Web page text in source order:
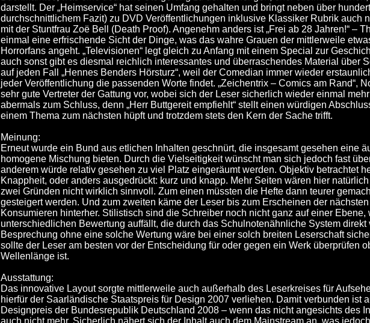
darstellt. Der „Heimservice“ hat seinen Umfang gehalten und bringt neben über
durchschnittlichem Fazit) zu DVD Veröffentlichungen inklusive Klassiker Rubrik auch
mit der Stuntfrau Zoë Bell (Death Proof). Angenehm anders ist „Frei ab 28 Jahren!“ –
einmal eine erfrischende Sicht der Dinge, was das wahre Grauen der mittlerweile
Horrorfans angeht. „Televisionen“ legt gleich zu Anfang mit einem Special zur
auch sonst gibt es diesmal reichlich interessantes und überraschendes Material über
auf jeden Fall „Hennes Benders Hörsturz“, weil der Comedian immer wieder
jeder Veröffentlichung die passenden Worte findet. „Zeichentrix – Comics am Rand“,
sehr gute Vertreter der Gattung vor, wobei sich der Leser sicherlich wieder einmal
abermals zum Schluss, denn „Herr Buttgereit empfiehlt“ stellt einen würdigen
einem Thema zum nächsten hüpft und trotzdem stets den Kern der Sache trifft.
Meinung:
Erneut wurde ein Bund aus etlichen Inhalten geschnürt, die insgesamt gesehen eine
homogene Mischung bieten. Durch die Vielseitigkeit wünscht man sich jedoch fast
anderem würde relativ gesehen zu viel Platz eingeräumt werden. Objektiv betrachtet
Knappheit, oder anders ausgedrückt: kurz und knapp. Mehr Seiten wären hier
zwei Gründen nicht wirklich sinnvoll. Zum einen müssten die Hefte dann teurer
gesteigert werden. Und zum zweiten käme der Leser bis zum Erscheinen der
Konsumieren hinterher. Stilistisch sind die Schreiber noch nicht ganz auf einer Ebene,
unterschiedlichen Bewertung auffällt, die durch das Schulnotenähnliche System
Besprechung ohne eine solche Wertung wäre bei einer solch breiten Leserschaft
sollte der Leser am besten vor der Entscheidung für oder gegen ein Werk überprüfen
Wellenlänge ist.
Ausstattung:
Das innovative Layout sorgte mittlerweile auch außerhalb des Leserkreises für
hierfür der Saarländische Staatspreis für Design 2007 verliehen. Damit verbunden ist
Designpreis der Bundesrepublik Deutschland 2008 – wenn das nicht angesichts des
auch nicht mehr. Sicherlich nähert sich der Inhalt auch dem Mainstream an, was